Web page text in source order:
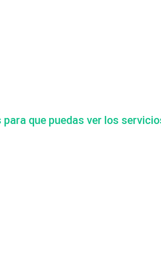
que puedas ver los